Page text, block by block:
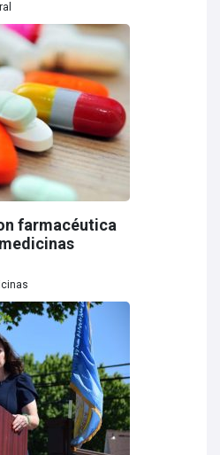
farmacéutica